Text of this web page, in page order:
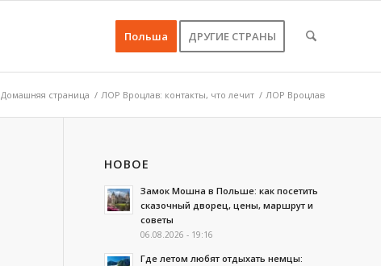
Польша ДРУГИЕ СТРАНЫ
Домашняя страница / ЛОР Вроцлав: контакты, что лечит / ЛОР Вроцлав
НОВОЕ
Замок Мошна в Польше: как посетить
сказочный дворец, цены, маршрут и
советы
06.08.2026 - 19:16
Где летом любят отдыхать немцы: